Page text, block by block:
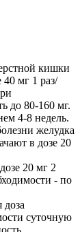
кишки
40 мг 1 раз/
до 80-160 мг.
4-8 недель.
желудка
в дозе 20
20 мг 2
- по
суточную